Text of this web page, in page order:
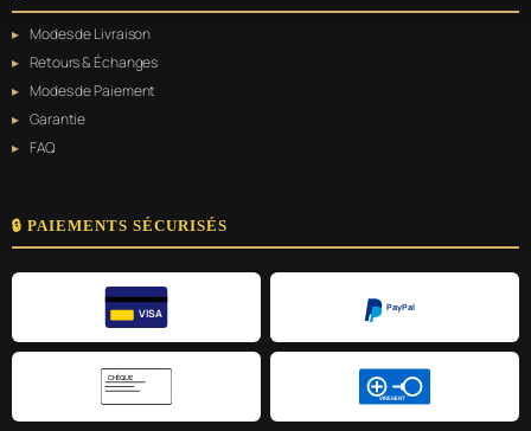
Modes de Livraison
Retours & Échanges
Modes de Paiement
Garantie
FAQ
🔒 PAIEMENTS SÉCURISÉS
VISA
PayPal
CHÈQUE
VIREMENT